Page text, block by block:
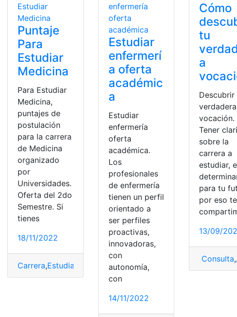
Puntaje
Para
Estudiar
Medicina
Para Estudiar
Medicina,
puntajes de
postulación
para la carrera
de Medicina
organizado
por
Universidades.
Oferta del 2do
Semestre. Si
tienes
18/11/2022
Carrera,Estudiar Lista de Universidades
Estudiar
enfermerí
a oferta
académic
a
Estudiar
enfermería
oferta
académica.
Los
profesionales
de enfermería
tienen un perfil
orientado a
ser perfiles
proactivas,
innovadoras,
con
autonomía,
con
14/11/2022
Cómo
tu
a
Descubrir
verdadera
vocación.
Tener
sobre la
carrera a
estudiar,
para tu
por eso te
13/09/
Consulta,